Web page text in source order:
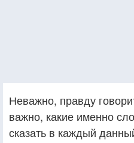
Неважно, правду
важно, какие именно
сказать в каждый